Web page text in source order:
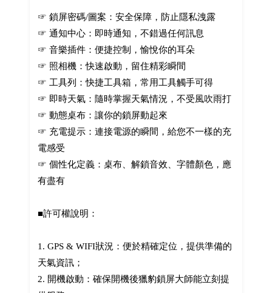
☞ 鎖屏密碼/圖案：安全保障，防止隱私洩露
☞ 通知中心：即時通知，不錯過任何訊息
☞ 音樂插件：便捷控制，愉悅你的耳朵
☞ 照相機：快速啟動，留住精彩瞬間
☞ 工具列：快捷工具箱，常用工具觸手可得
☞ 即時天氣：隨時掌握天氣情況，不受風吹雨打
☞ 動態桌布：讓你的鎖屏動起來
☞ 充電提示：連接電源的瞬間，給您不一樣的充
電感受
☞ 個性化定義：桌布、解鎖音效、字體顏色，應
有盡有
■許可權說明：
1. GPS & WIFI狀況：便於精確定位，提供準備的
天氣資訊；
2. 開機啟動：確保開機後獵豹鎖屏大師能立刻提